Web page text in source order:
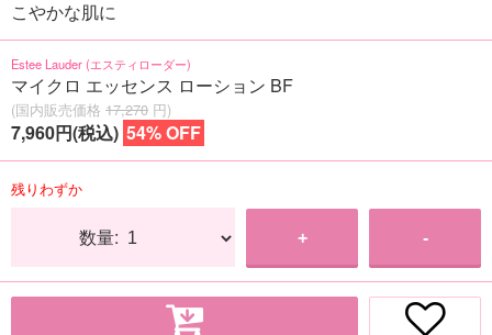
こやかな肌に
Estee Lauder (エスティローダー)
マイクロ エッセンス ローション BF
(国内販売価格 17,270 円)
7,960円(税込) 54% OFF
残りわずか
数量: + -